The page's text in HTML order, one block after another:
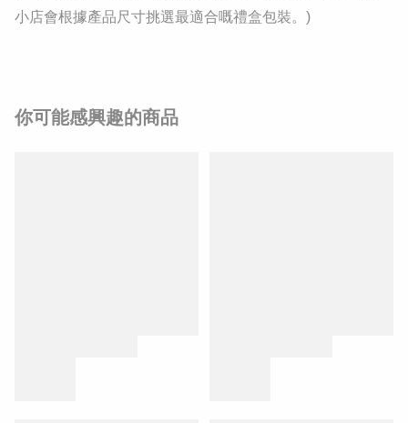
小店會根據產品尺寸挑選最適合嘅禮盒包裝。)
你可能感興趣的商品